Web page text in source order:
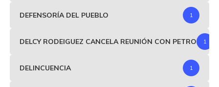
DEFENSORÍA DEL PUEBLO 1
DELCY RODEIGUEZ CANCELA REUNIÓN CON PETRO 1
DELINCUENCIA 1